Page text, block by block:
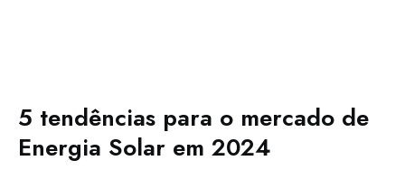
5 tendências para o mercado de
Energia Solar em 2024